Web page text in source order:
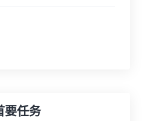
要任务